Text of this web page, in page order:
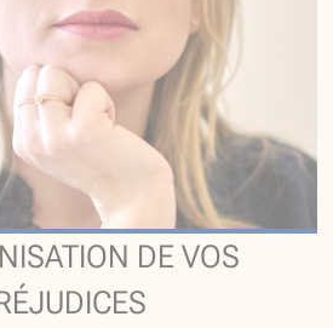
DE VOS